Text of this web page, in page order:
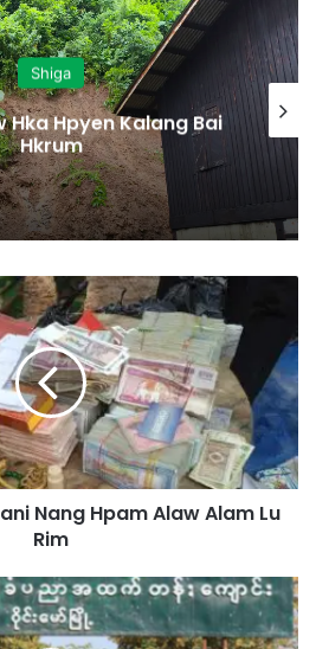
Shiga
Hka Hpyen Kalang Bai
Hkrum
Nang Hpam Alaw Alam Lu
Rim